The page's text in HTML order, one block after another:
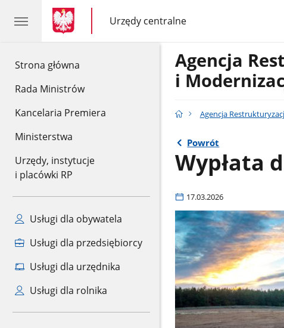
Strona główna
Rada Ministrów
Kancelaria Premiera
Ministerstwa
Urzędy, instytucje
i placówki RP
Usługi dla obywatela
Usługi dla przedsiębiorcy
Usługi dla urzędnika
Usługi dla rolnika
gov.pl
gov.pl
Urzędy centralne
gov.pl
Urzędy
centralne
Agencja
i
Agencja
Powrót
Wypłata
17.03.2026